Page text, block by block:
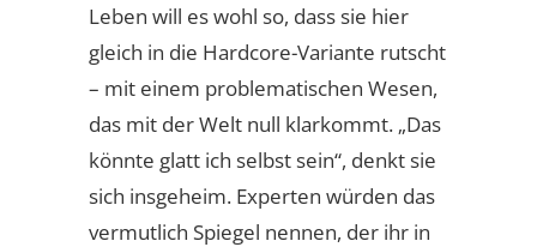
Leben will es wohl so, dass sie hier
gleich in die Hardcore-Variante rutscht
– mit einem problematischen Wesen,
das mit der Welt null klarkommt. „Das
könnte glatt ich selbst sein“, denkt sie
sich insgeheim. Experten würden das
vermutlich Spiegel nennen, der ihr in